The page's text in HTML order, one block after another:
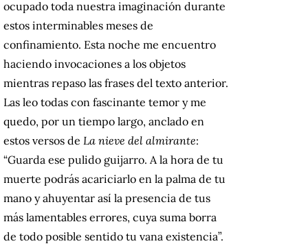
ocupado toda nuestra imaginación durante
estos interminables meses de
confinamiento. Esta noche me encuentro
haciendo invocaciones a los objetos
mientras repaso las frases del texto anterior.
Las leo todas con fascinante temor y me
quedo, por un tiempo largo, anclado en
estos versos de La nieve del almirante:
“Guarda ese pulido guijarro. A la hora de tu
muerte podrás acariciarlo en la palma de tu
mano y ahuyentar así la presencia de tus
más lamentables errores, cuya suma borra
de todo posible sentido tu vana existencia”.